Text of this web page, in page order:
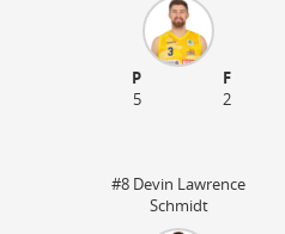
P
F
5
2
#8 Devin Lawrence
Schmidt